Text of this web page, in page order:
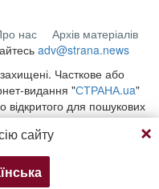
нас
Архів матеріалів
adv@strana.news
Часткове або
видання "СТРАНА.ua"
для пошукових
адресу матеріалу на
чи відтворення
Україна»,
сайту